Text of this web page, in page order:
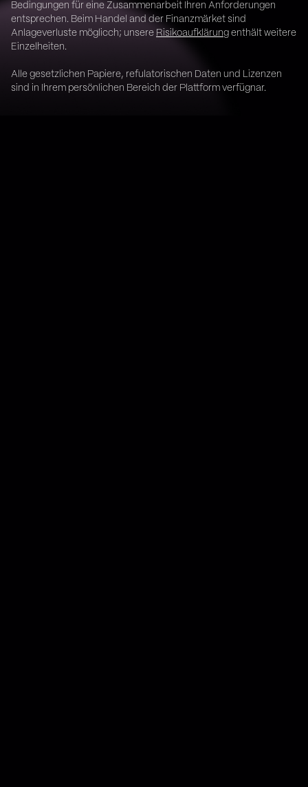
Bedingungen für eine Zusammenarbeit Ihren Anforderungen
entsprechen. Beim Handel and der Finanzmärket sind
Anlageverluste möglicch; unsere Risikoaufklärung enthält weitere
Einzelheiten.
Alle gesetzlichen Papiere, refulatorischen Daten und Lizenzen
sind in Ihrem persönlichen Bereich der Plattform verfügnar.